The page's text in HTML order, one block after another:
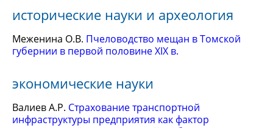
исторические науки и археология
Меженина О.В. Пчеловодство мещан в Томской
губернии в первой половине XIX в.
экономические науки
Валиев А.Р. Страхование транспортной
инфраструктуры предприятия как фактор